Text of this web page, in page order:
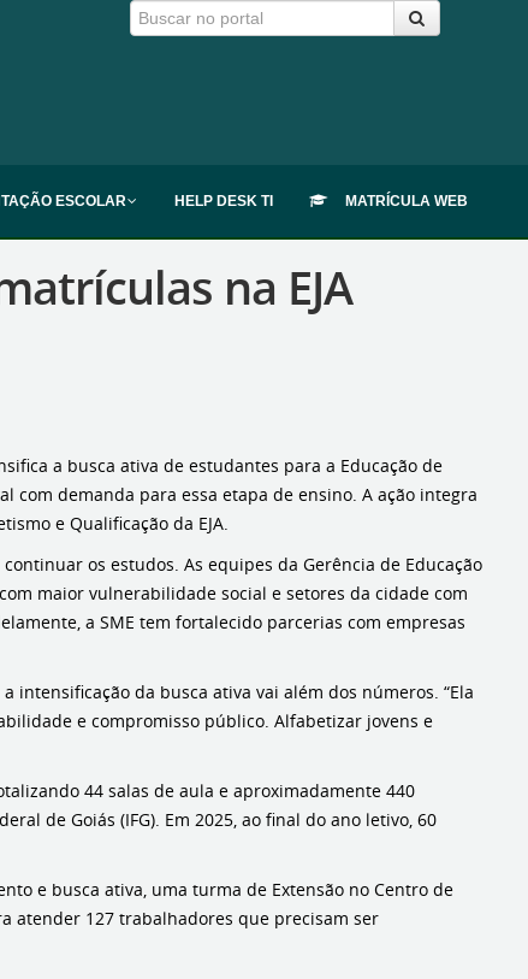
ESCOLAR HELP DESK TI MATRÍCULA WEB
na EJA
a busca ativa de estudantes para a Educação de
com demanda para essa etapa de ensino. A ação integra
e Qualificação da EJA.
os estudos. As equipes da Gerência de Educação
maior vulnerabilidade social e setores da cidade com
a SME tem fortalecido parcerias com empresas
intensificação da busca ativa vai além dos números. “Ela
e compromisso público. Alfabetizar jovens e
44 salas de aula e aproximadamente 440
de Goiás (IFG). Em 2025, ao final do ano letivo, 60
e busca ativa, uma turma de Extensão no Centro de
atender 127 trabalhadores que precisam ser